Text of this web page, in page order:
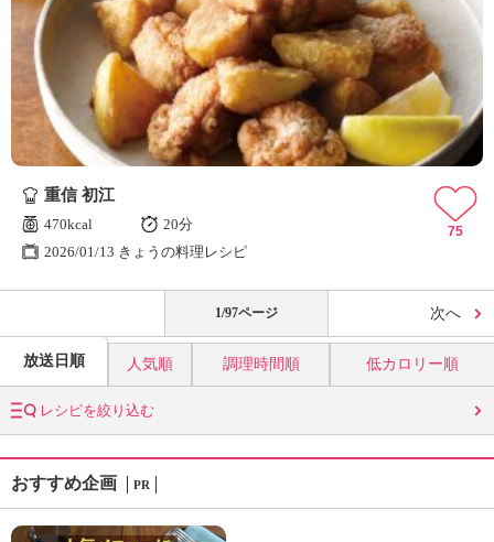
重信 初江
470kcal
20分
2026/01/13 きょうの料理レシピ
75
1/97ページ 次へ
放送日順 人気順 調理時間順 低カロリー順
レシピを絞り込む
おすすめ企画 PR